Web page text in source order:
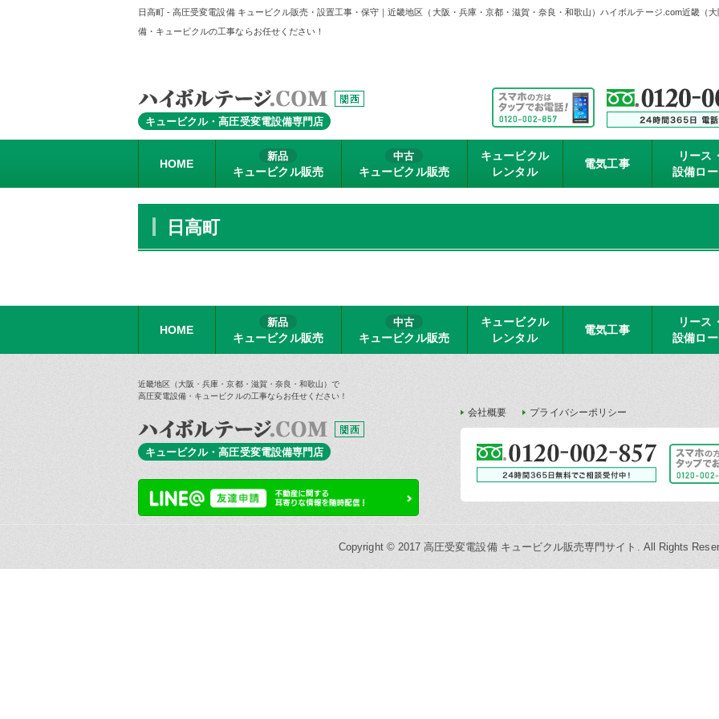
日高町 - 高圧受変電設備 キュービクル販売・設置工事・保守｜近畿地区（大阪・兵庫・京都・滋賀・奈良・和歌山）ハイボルテージ.com近畿（
備・キュービクルの工事ならお任せください！
キュービクル・高圧受変電設備専門店
HOME
新品
キュービクル販売
中古
キュービクル販売
キュービクル
レンタル
電気工事
リース
設備ロ
日高町
HOME
新品
キュービクル販売
中古
キュービクル販売
キュービクル
レンタル
電気工事
リース
設備ロ
近畿地区（大阪・兵庫・京都・滋賀・奈良・和歌山）で
高圧変電設備・キュービクルの工事ならお任せください！
キュービクル・高圧受変電設備専門店
会社概要 プライバシーポリシー
Copyright © 2017 高圧受変電設備 キュービクル販売専門サイト. All Rights